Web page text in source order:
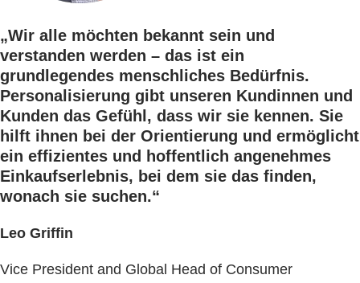
„Wir alle möchten bekannt sein und
verstanden werden – das ist ein
grundlegendes menschliches Bedürfnis.
Personalisierung gibt unseren Kundinnen und
Kunden das Gefühl, dass wir sie kennen. Sie
hilft ihnen bei der Orientierung und ermöglicht
ein effizientes und hoffentlich angenehmes
Einkaufserlebnis, bei dem sie das finden,
wonach sie suchen.“
Leo Griffin
Vice President and Global Head of Consumer